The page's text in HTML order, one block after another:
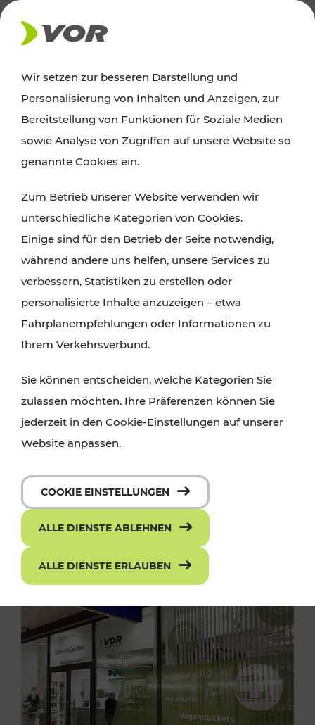
AKTUELLES
News
Alle wichtigen Meldungen zu Fahrplanänderungen,
finden Sie hier im Überblick.
Wir setzen zur besseren Darstellung und
Personalisierung von Inhalten und Anzeigen, zur
Bereitstellung von Funktionen für Soziale Medien
sowie Analyse von Zugriffen auf unsere Website so
genannte Cookies ein.
Zum Betrieb unserer Website verwenden wir
unterschiedliche Kategorien von Cookies.
Einige sind für den Betrieb der Seite notwendig,
während andere uns helfen, unsere Services zu
verbessern, Statistiken zu erstellen oder
personalisierte Inhalte anzuzeigen – etwa
Fahrplanempfehlungen oder Informationen zu
Ihrem Verkehrsverbund.
Sie können entscheiden, welche Kategorien Sie
zulassen möchten. Ihre Präferenzen können Sie
jederzeit in den Cookie-Einstellungen auf unserer
Website anpassen.
COOKIE EINSTELLUNGEN
ALLE DIENSTE ABLEHNEN
ALLE DIENSTE ERLAUBEN